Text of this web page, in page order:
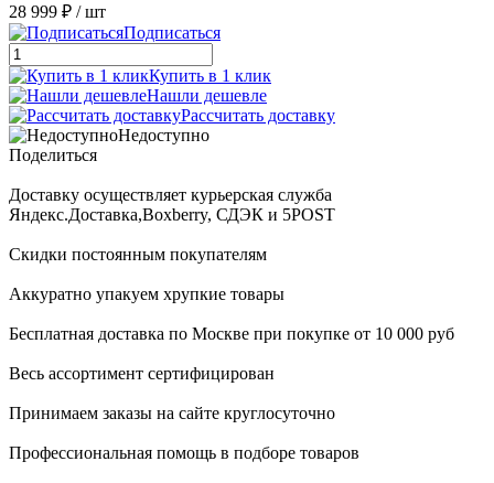
28 999 ₽ / шт
Подписаться
Купить в 1 клик
Нашли дешевле
Рассчитать доставку
Недоступно
Поделиться
Доставку осуществляет курьерская служба
Яндекс.Доставка,Boxberry, СДЭК и 5POST
Скидки постоянным покупателям
Аккуратно упакуем хрупкие товары
Бесплатная доставка по Москве при покупке от 10 000 руб
Весь ассортимент сертифицирован
Принимаем заказы на сайте круглосуточно
Профессиональная помощь в подборе товаров